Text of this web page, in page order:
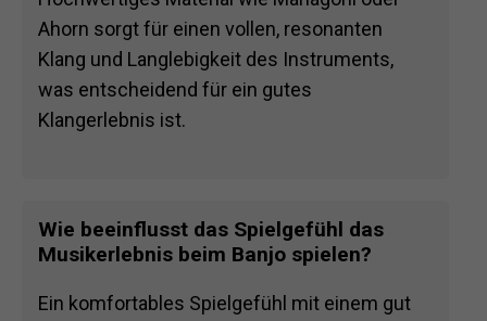
Ahorn sorgt für einen vollen, resonanten
Klang und Langlebigkeit des Instruments,
was entscheidend für ein gutes
Klangerlebnis ist.
Wie beeinflusst das Spielgefühl das
Musikerlebnis beim Banjo spielen?
Ein komfortables Spielgefühl mit einem gut